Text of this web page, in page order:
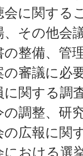
会に関する
、その他会
の整備、管
の審議に必
に関する調
の調整、研
の広報に関
における選